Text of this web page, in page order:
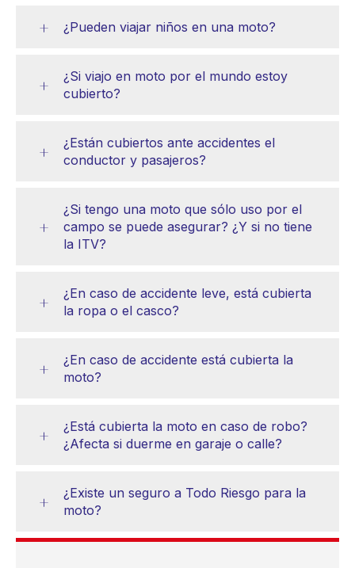
¿Pueden viajar niños en una moto?
¿Si viajo en moto por el mundo estoy
cubierto?
¿Están cubiertos ante accidentes el
conductor y pasajeros?
¿Si tengo una moto que sólo uso por el
campo se puede asegurar? ¿Y si no tiene
la ITV?
¿En caso de accidente leve, está cubierta
la ropa o el casco?
¿En caso de accidente está cubierta la
moto?
¿Está cubierta la moto en caso de robo?
¿Afecta si duerme en garaje o calle?
¿Existe un seguro a Todo Riesgo para la
moto?